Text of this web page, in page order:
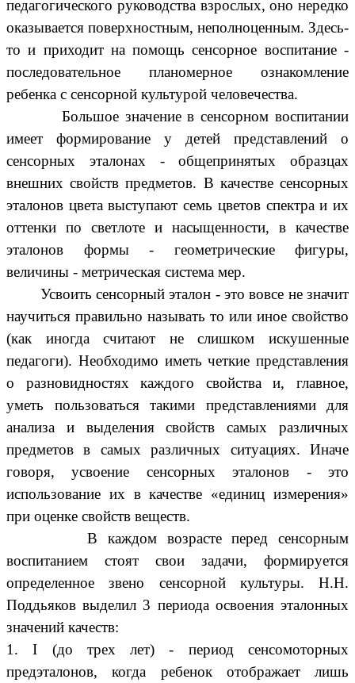
педагогического руководства взрослых, оно нередко
оказывается поверхностным, неполноценным. Здесь-
то и приходит на помощь сенсорное воспитание -
последовательное планомерное ознакомление
ребенка с сенсорной культурой человечества.
Большое значение в сенсорном воспитании
имеет формирование у детей представлений о
сенсорных эталонах - общепринятых образцах
внешних свойств предметов. В качестве сенсорных
эталонов цвета выступают семь цветов спектра и их
оттенки по светлоте и насыщенности, в качестве
эталонов формы - геометрические фигуры,
величины - метрическая система мер.
Усвоить сенсорный эталон - это вовсе не значит
научиться правильно называть то или иное свойство
(как иногда считают не слишком искушенные
педагоги). Необходимо иметь четкие представления
о разновидностях каждого свойства и, главное,
уметь пользоваться такими представлениями для
анализа и выделения свойств самых различных
предметов в самых различных ситуациях. Иначе
говоря, усвоение сенсорных эталонов - это
использование их в качестве «единиц измерения»
при оценке свойств веществ.
В каждом возрасте перед сенсорным
воспитанием стоят свои задачи, формируется
определенное звено сенсорной культуры. Н.Н.
Поддьяков выделил 3 периода освоения эталонных
значений качеств:
1. I (до трех лет) - период сенсомоторных
предэталонов, когда ребенок отображает лишь